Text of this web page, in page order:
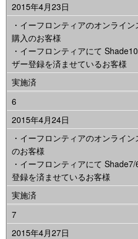
2015年4月23日
・イーフロンティアのオンライ
購入のお客様
・イーフロンティアにて
ザー登録を済ませているお客様
実施済
6
2015年4月24日
・イーフロンティアのオンライ
のお客様
・イーフロンティアにて
登録を済ませているお客様
実施済
7
2015年4月27日